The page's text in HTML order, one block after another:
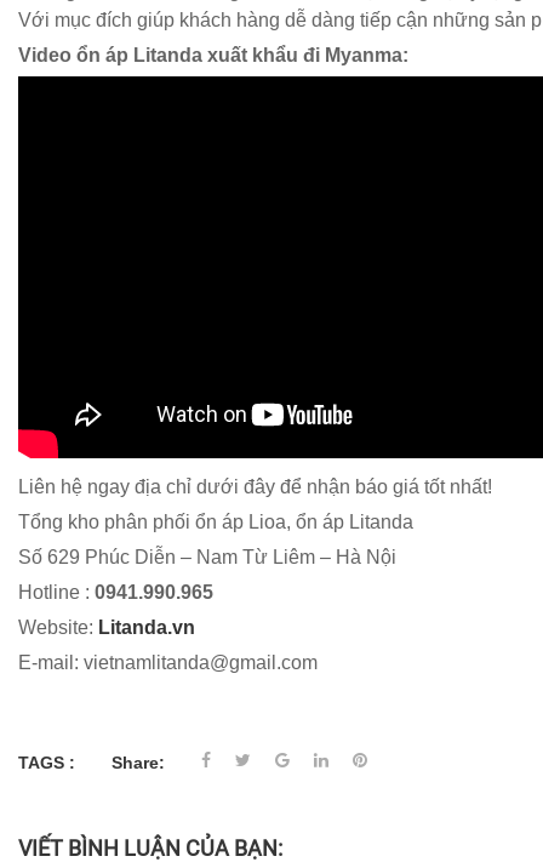
Với mục đích giúp khách hàng dễ dàng tiếp cận những sản
Video ổn áp Litanda xuất khẩu đi Myanma:
Liên hệ ngay địa chỉ dưới đây để nhận báo giá tốt nhất!
Tổng kho phân phối ổn áp Lioa, ổn áp Litanda
Số 629 Phúc Diễn – Nam Từ Liêm – Hà Nội
Hotline : 0941.990.965
Website: Litanda.vn
E-mail: vietnamlitanda@gmail.com
TAGS : Share:
VIẾT BÌNH LUẬN CỦA BẠN: